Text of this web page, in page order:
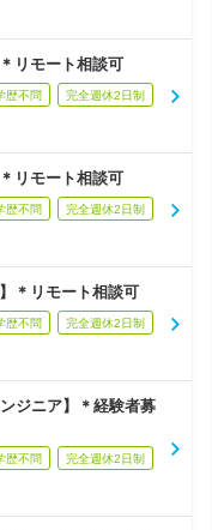
リモート相談可
歴不問 完全週休2日制
リモート相談可
歴不問 完全週休2日制
＊リモート相談可
歴不問 完全週休2日制
ジニア】＊経験者募
歴不問 完全週休2日制